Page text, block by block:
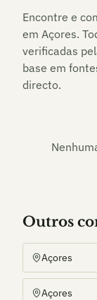
Encontre e
em Açores.
verificadas
base em
directo.
Outros
Açores
Açores